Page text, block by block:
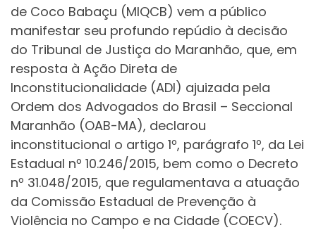
de Coco Babaçu (MIQCB) vem a público
manifestar seu profundo repúdio à decisão
do Tribunal de Justiça do Maranhão, que, em
resposta à Ação Direta de
Inconstitucionalidade (ADI) ajuizada pela
Ordem dos Advogados do Brasil – Seccional
Maranhão (OAB-MA), declarou
inconstitucional o artigo 1º, parágrafo 1º, da Lei
Estadual nº 10.246/2015, bem como o Decreto
nº 31.048/2015, que regulamentava a atuação
da Comissão Estadual de Prevenção à
Violência no Campo e na Cidade (COECV).